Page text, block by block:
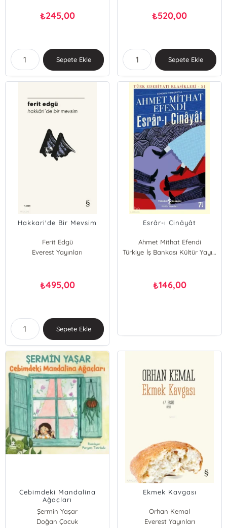
₺245,00
Sepete Ekle
₺520,00
Sepete Ekle
Hakkari'de Bir Mevsim
Ferit Edgü
Everest Yayınları
₺495,00
Sepete Ekle
Esrâr-ı Cinâyât
Ahmet Mithat Efendi
Türkiye İş Bankası Kültür Yayınları
₺146,00
Cebimdeki Mandalina
Ağaçları
Şermin Yaşar
Doğan Çocuk
Ekmek Kavgası
Orhan Kemal
Everest Yayınları